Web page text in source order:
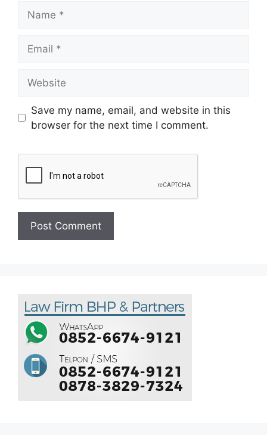
Save my name, email, and website in this
browser for the next time I comment.